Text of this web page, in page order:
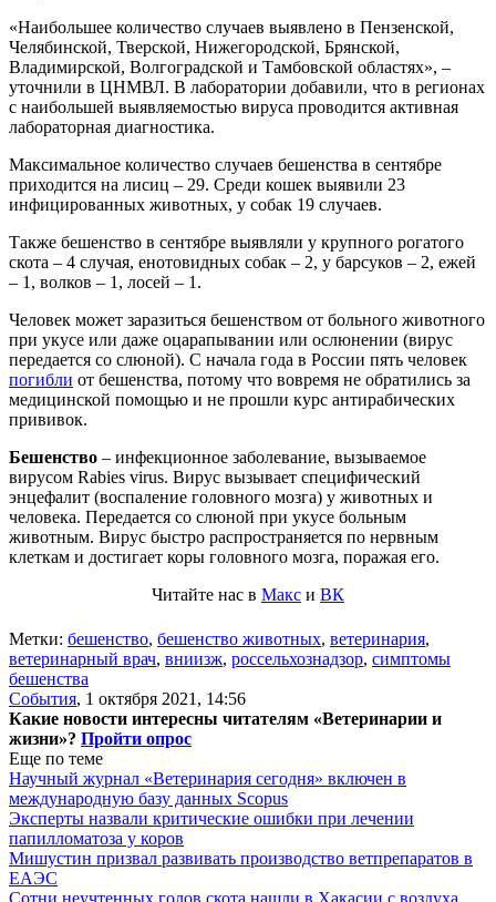
«Наибольшее количество случаев выявлено в Пензенской,
Челябинской, Тверской, Нижегородской, Брянской,
Владимирской, Волгоградской и Тамбовской областях», –
уточнили в ЦНМВЛ. В лаборатории добавили, что в регионах
с наибольшей выявляемостью вируса проводится активная
лабораторная диагностика.
Максимальное количество случаев бешенства в сентябре
приходится на лисиц – 29. Среди кошек выявили 23
инфицированных животных, у собак 19 случаев.
Также бешенство в сентябре выявляли у крупного рогатого
скота – 4 случая, енотовидных собак – 2, у барсуков – 2, ежей
– 1, волков – 1, лосей – 1.
Человек может заразиться бешенством от больного животного
при укусе или даже оцарапывании или ослюнении (вирус
передается со слюной). С начала года в России пять человек
погибли от бешенства, потому что вовремя не обратились за
медицинской помощью и не прошли курс антирабических
прививок.
Бешенство – инфекционное заболевание, вызываемое
вирусом Rabies virus. Вирус вызывает специфический
энцефалит (воспаление головного мозга) у животных и
человека. Передается со слюной при укусе больным
животным. Вирус быстро распространяется по нервным
клеткам и достигает коры головного мозга, поражая его.
Читайте нас в Макс и ВК
Метки: бешенство, бешенство животных, ветеринария,
ветеринарный врач, вниизж, россельхознадзор, симптомы
бешенства
События, 1 октября 2021, 14:56
Какие новости интересны читателям «Ветеринарии и
жизни»? Пройти опрос
Еще по теме
Научный журнал «Ветеринария сегодня» включен в
международную базу данных Scopus
Эксперты назвали критические ошибки при лечении
папилломатоза у коров
Мишустин призвал развивать производство ветпрепаратов в
ЕАЭС
Сотни неучтенных голов скота нашли в Хакасии с воздуха